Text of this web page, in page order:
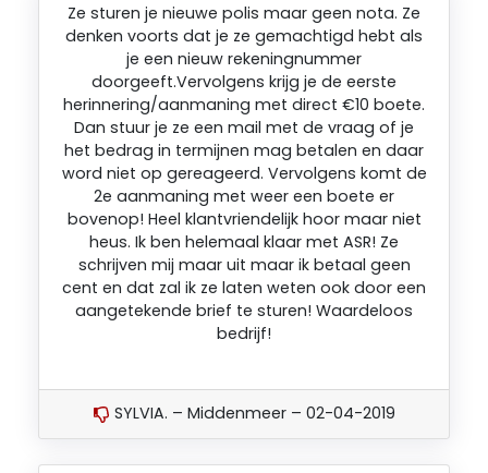
Ze sturen je nieuwe polis maar geen nota. Ze
denken voorts dat je ze gemachtigd hebt als
je een nieuw rekeningnummer
doorgeeft.Vervolgens krijg je de eerste
herinnering/aanmaning met direct €10 boete.
Dan stuur je ze een mail met de vraag of je
het bedrag in termijnen mag betalen en daar
word niet op gereageerd. Vervolgens komt de
2e aanmaning met weer een boete er
bovenop! Heel klantvriendelijk hoor maar niet
heus. Ik ben helemaal klaar met ASR! Ze
schrijven mij maar uit maar ik betaal geen
cent en dat zal ik ze laten weten ook door een
aangetekende brief te sturen! Waardeloos
bedrijf!
SYLVIA. – Middenmeer – 02-04-2019